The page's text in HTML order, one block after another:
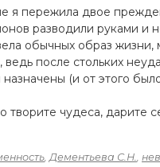
я пережила двое
разводили руками и
обычных образ
ведь после стольких
(и от этого
творите чудеса,
,Дементьева С.Н.,